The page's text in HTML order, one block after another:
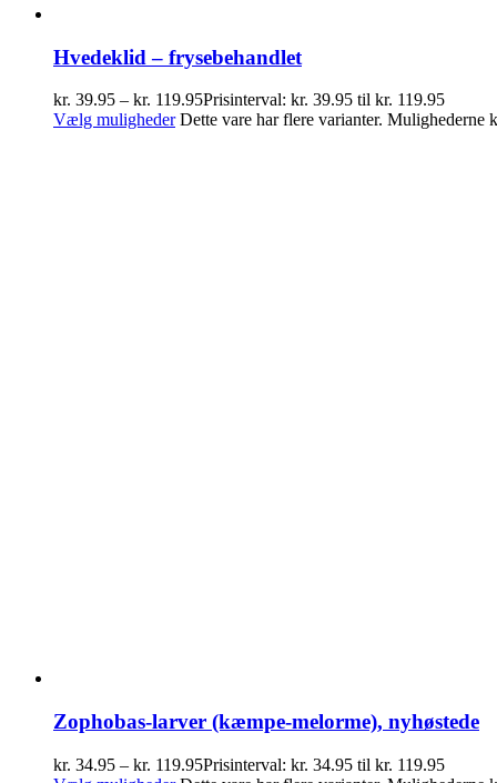
Hvedeklid – frysebehandlet
kr. 39.95 – kr. 119.95Prisinterval: kr. 39.95 til kr. 119.95
Vælg muligheder Dette vare har flere varianter. Mulighederne
Zophobas-larver (kæmpe-melorme), nyhøstede
kr. 34.95 – kr. 119.95Prisinterval: kr. 34.95 til kr. 119.95